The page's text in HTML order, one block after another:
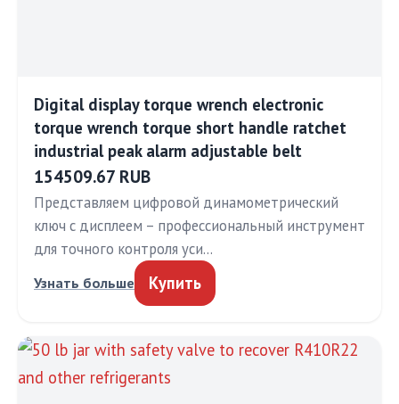
Digital display torque wrench electronic
torque wrench torque short handle ratchet
industrial peak alarm adjustable belt
154509.67 RUB
Представляем цифровой динамометрический
ключ с дисплеем – профессиональный инструмент
для точного контроля уси…
Узнать больше Купить